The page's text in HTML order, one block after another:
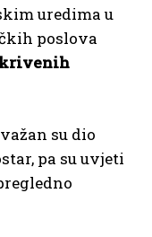
uredima u
poslova
važan su dio
pa su uvjeti